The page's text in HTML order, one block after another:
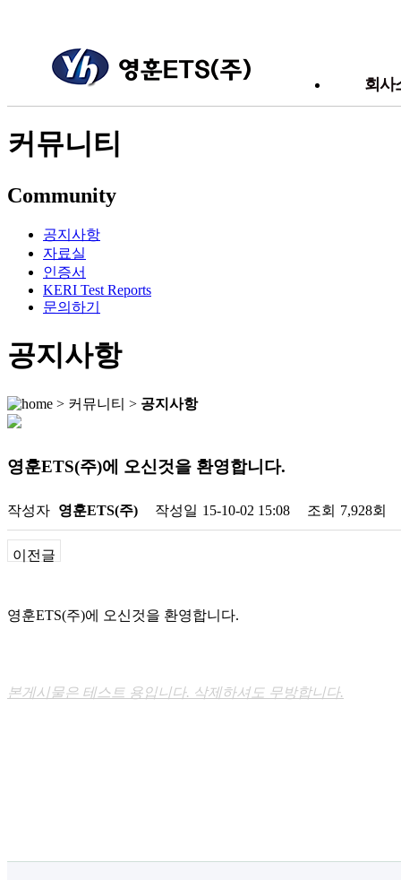
회사
커뮤니티
Community
공지사항
자료실
인증서
KERI Test Reports
문의하기
공지사항
> 커뮤니티 > 공지사항
영훈ETS(주)에 오신것을 환영합니다.
작성자 영훈ETS(주) 작성일 15-10-02 15:08 조회 7,928회
이전글
영훈ETS(주)에 오신것을 환영합니다.
본게시물은 테스트 용입니다. 삭제하셔도 무방합니다.